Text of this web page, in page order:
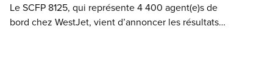
Le SCFP 8125, qui représente 4 400 agent(e)s de
bord chez WestJet, vient d’annoncer les résultats